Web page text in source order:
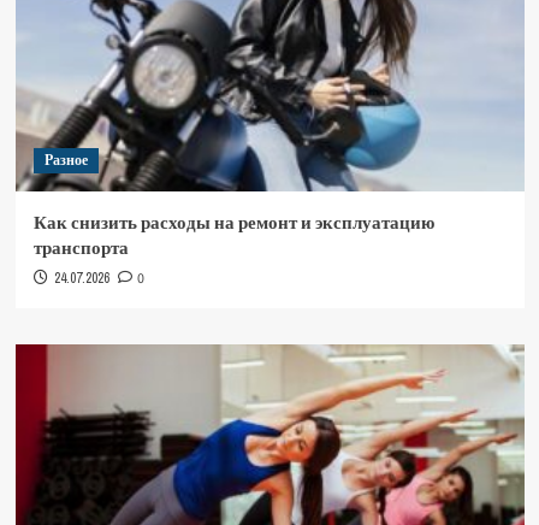
Разное
Как снизить расходы на ремонт и эксплуатацию
транспорта
24.07.2026 0